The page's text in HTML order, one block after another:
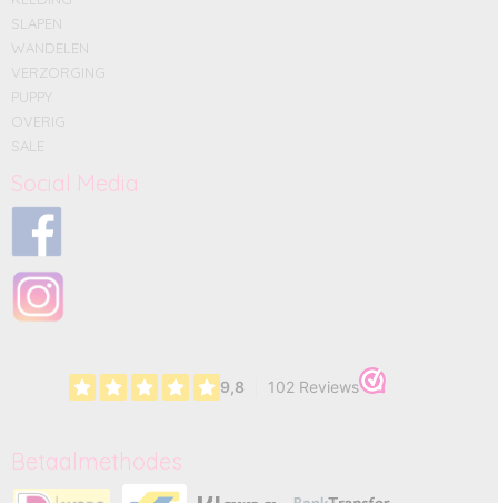
SLAPEN
WANDELEN
VERZORGING
PUPPY
OVERIG
SALE
Social Media
Betaalmethodes